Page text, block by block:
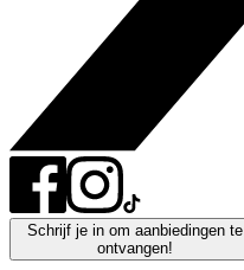
Schrijf je in om aanbiedingen te
ontvangen!